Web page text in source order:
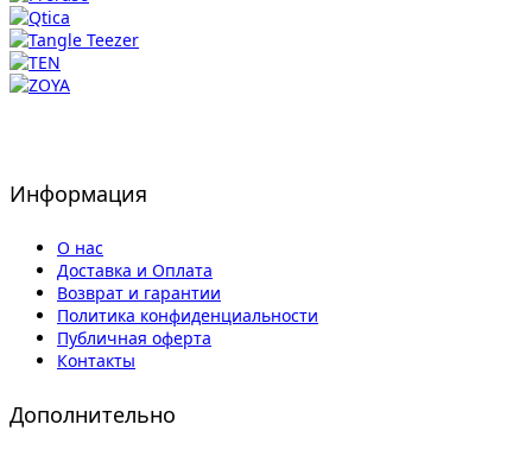
Информация
О нас
Доставка и Оплата
Возврат и гарантии
Политика конфиденциальности
Публичная оферта
Контакты
Дополнительно